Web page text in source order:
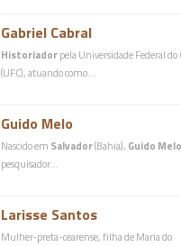
Gabriel Cabral
Historiadorpela Universidade Federal do
(UFC), atuando como…
Guido Melo
Nascido em Salvador(Bahia), Guido Melo
pesquisador…
Larisse Santos
Mulher-preta-cearense, filha de Maria do